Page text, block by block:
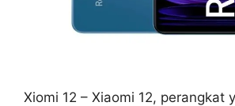
Xiomi 12 – Xiaomi 12, perangkat